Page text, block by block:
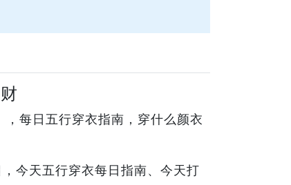
每日五行穿衣指南，穿什么颜衣
今天五行穿衣每日指南、今天打